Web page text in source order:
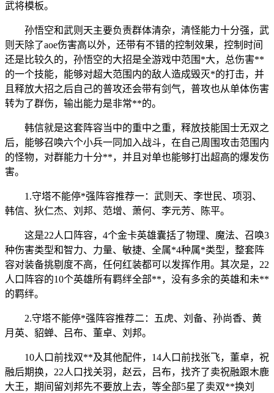
武将模板。
孙悟空和武则天主要负责群体清杂，清怪能力十分强，武
则天除了aoe伤害高以外，还带有不错的控制效果，控制时间
还是比较久的，孙悟空的大招是全游戏中范围*大，总伤害**
的一个技能，能够对超大范围内的敌人造成毁灭*的打击，并
且释放大招之后自己的普攻还会带有剑气，普攻也从单体伤害
转为了群伤，输出能力是非常**的。
韩信就是这套阵容当中的重中之重，释放技能国士无双之
后，能够召唤六个小兵一同加入战斗，在自己周围攻击范围内
的怪物，对群能力十分**，并且对单也能够打出超高的爆发伤
害。
1.守塔不能停*强阵容推荐一：武则天、李世民、项羽、
韩信、狄仁杰、刘邦、范增、萧何、李元芳、陈平。
这是22人口阵容，4个金卡英雄囊括了物理、魔法、召唤3
种伤害类型和智力、力量、敏捷、全属*4种属*类型，整套阵
容对装备挑剔度不高，任何红装都可以发挥作用。其次是，22
人口阵容的10个英雄所有羁绊全部**，没有多余的英雄和未**
的羁绊。
2.守塔不能停*强阵容推荐二：五虎、刘备、孙尚香、黄
月英、貂蝉、吕布、董卓、刘邦。
10人口前找双**及其他配件，14人口前找张飞，董卓，祝
融后期换，22人口找关羽，赵云，吕布，找齐了卖祝融跟木鹿
大王，期间留刘邦先不要放上去，等全部5星了卖双**换刘